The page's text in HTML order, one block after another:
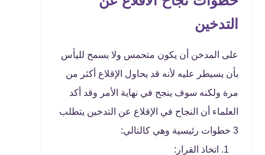
التدخين
على المدخن أن يكون متحمس ولا يسمح لليأس
بأن يسيطر عليه لأنه قد يحاول الإقلاع أكثر من
مرة ولكنه سوف ينجح في نهاية الأمر وقد أكد
العلماء أن النجاح في الإقلاع عن التدخين يتطلب
3 خطوات رئيسية وهي كالتالي:
اتخاذ القرار: